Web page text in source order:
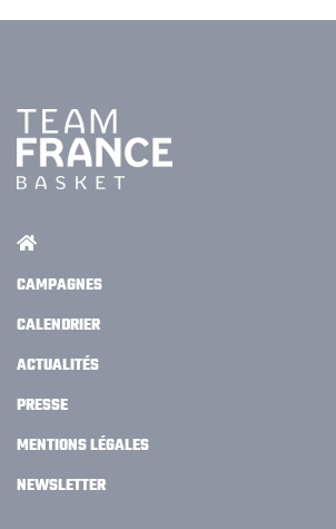
CAMPAGNES
CALENDRIER
ACTUALITÉS
PRESSE
MENTIONS LÉGALES
NEWSLETTER